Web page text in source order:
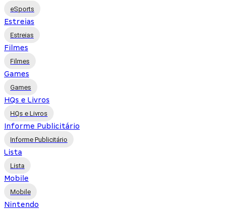
eSports
Estreias
Estreias
Filmes
Filmes
Games
Games
HQs e Livros
HQs e Livros
Informe Publicitário
Informe Publicitário
Lista
Lista
Mobile
Mobile
Nintendo